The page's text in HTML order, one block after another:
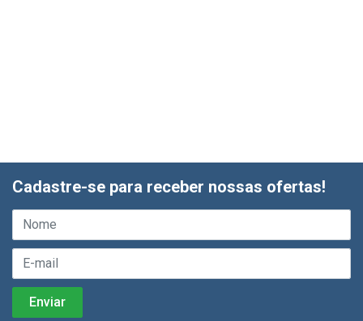
Cadastre-se para receber nossas ofertas!